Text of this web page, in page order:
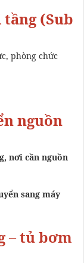
(Sub
phòng chức
nguồn
nơi cần nguồn
sang máy
– tủ bơm